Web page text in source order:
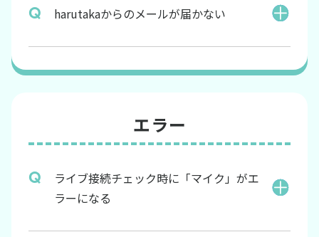
harutakaからのメールが届かない
エラー
ライブ接続チェック時に「マイク」がエ
ラーになる